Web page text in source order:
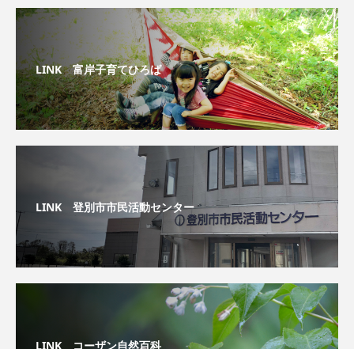
LINK 富岸子育てひろば
LINK 登別市市民活動センター
LINK コーザン自然百科